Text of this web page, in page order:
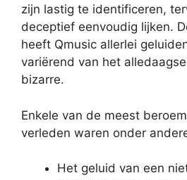
zijn lastig te identificeren,
deceptief eenvoudig lijken.
heeft Qmusic allerlei
variërend van het
bizarre.
Enkele van de meest
verleden waren onder
Het geluid van een